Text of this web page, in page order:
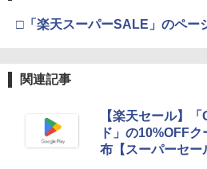
□「楽天スーパーSALE」のペー
関連記事
【楽天セール】
ド」の10%OFF
布【スーパーセー